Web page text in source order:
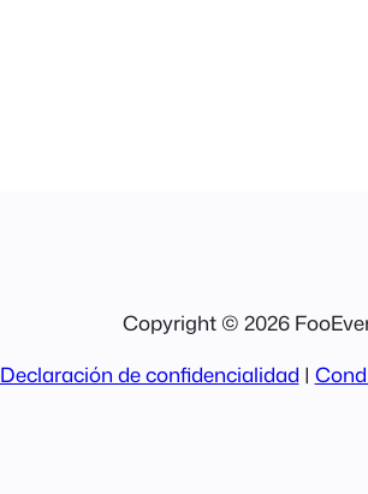
Copyright © 2026
Declaración de confidencialidad |